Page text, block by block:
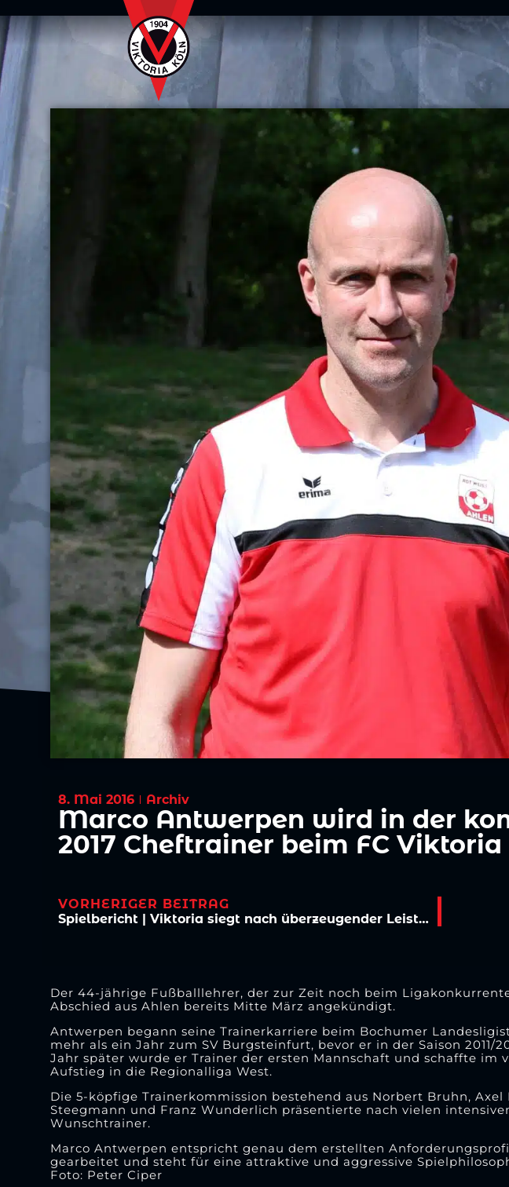
8. Mai 2016 Archiv
Marco Antwerpen wird in der
2017 Cheftrainer beim FC Viktoria
VORHERIGER BEITRAG
Spielbericht | Viktoria siegt nach überzeugender Leistung
Der 44-jährige Fußballlehrer, der zur Zeit noch beim
Abschied aus Ahlen bereits Mitte März angekündigt.
Antwerpen begann seine Trainerkarriere beim Bochumer
mehr als ein Jahr zum SV Burgsteinfurt, bevor er in der Saison 2011/
Jahr später wurde er Trainer der ersten Mannschaft und schaffte im
Aufstieg in die Regionalliga West.
Die 5-köpfige Trainerkommission bestehend aus Norbert Bruhn, Axel
Steegmann und Franz Wunderlich präsentierte nach vielen
Wunschtrainer.
Marco Antwerpen entspricht genau dem erstellten
gearbeitet und steht für eine attraktive und aggressive
Foto: Peter Ciper